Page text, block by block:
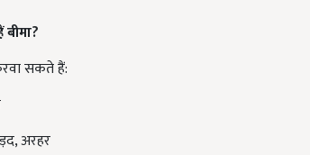
?
सकते हैं:
अरहर